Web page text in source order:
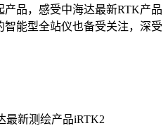
品，感受中海达最新RTK产品
能型全站仪也备受关注，深受
最新测绘产品iRTK2